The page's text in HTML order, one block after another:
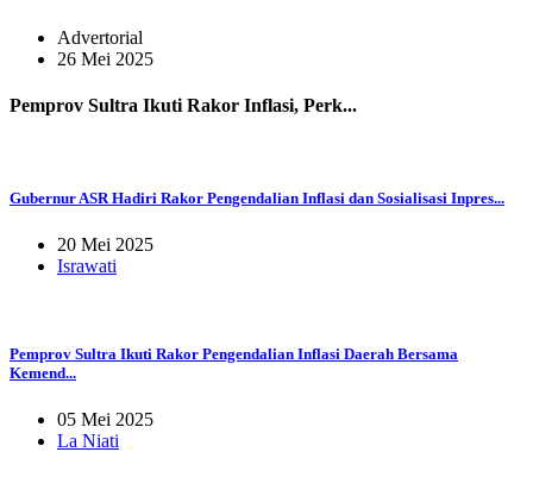
Advertorial
26 Mei 2025
Pemprov Sultra Ikuti Rakor Inflasi, Perk...
Gubernur ASR Hadiri Rakor Pengendalian Inflasi dan Sosialisasi Inpres...
20 Mei 2025
Israwati
Pemprov Sultra Ikuti Rakor Pengendalian Inflasi Daerah Bersama
Kemend...
05 Mei 2025
La Niati